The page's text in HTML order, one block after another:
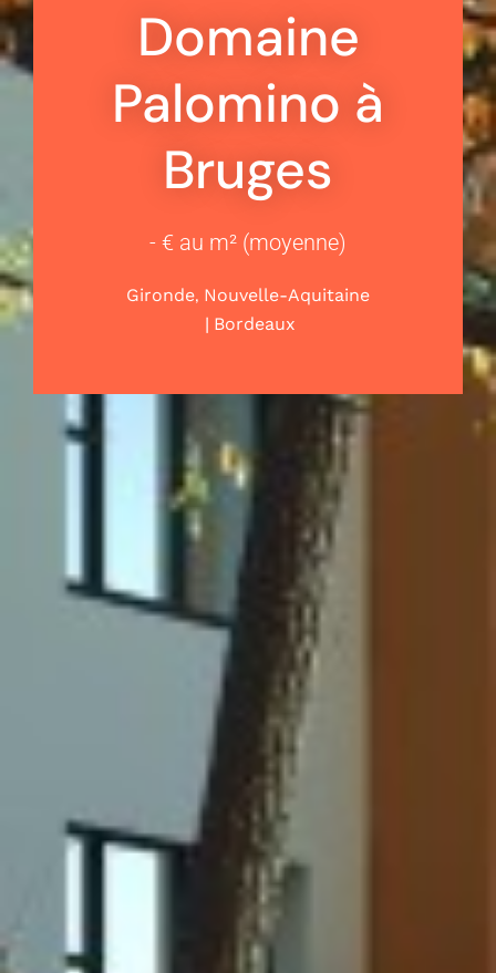
Domaine
Palomino à
Bruges
- € au m² (moyenne)
Gironde, Nouvelle-Aquitaine
| Bordeaux